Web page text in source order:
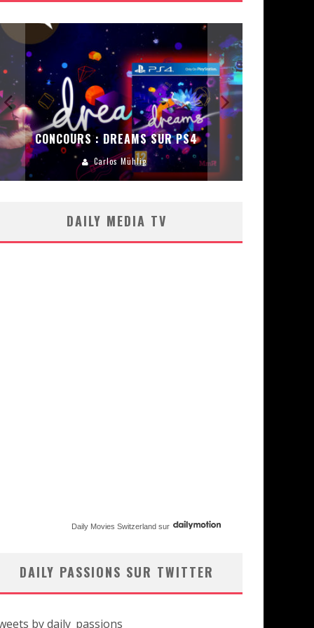
CONCOURS : DREAMS SUR PS4
Carlos Mühlig
DAILY MEDIA TV
Daily Movies Switzerland sur
DAILY PASSIONS SUR TWITTER
by daily_passions